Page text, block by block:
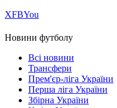
ХFBYou
Новини футболу
Всі новини
Трансфери
Прем'єр-ліга України
Перша ліга України
Збірна України